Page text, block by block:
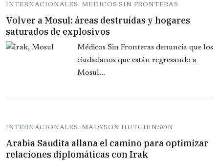
INTERNACIONALES: MEDICOS SIN FRONTERAS
Volver a Mosul: áreas destruídas y hogares
saturados de explosivos
Médicos Sin Fronteras denuncia que los
ciudadanos que están regresando a
Mosul...
INTERNACIONALES: MADYSON HUTCHINSON
Arabia Saudita allana el camino para optimizar
relaciones diplomáticas con Irak